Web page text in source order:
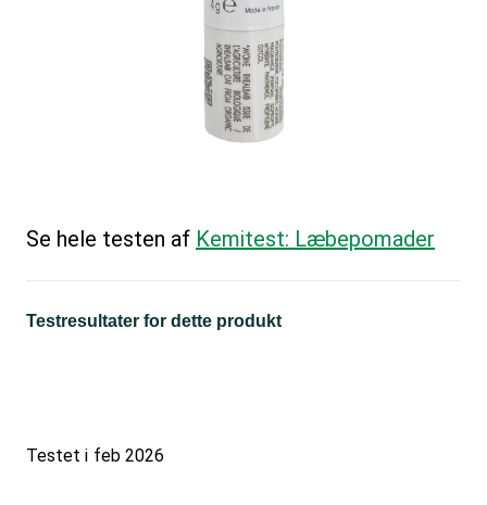
Se hele testen af Kemitest: Læbepomader
Testresultater for dette produkt
Testet i feb 2026